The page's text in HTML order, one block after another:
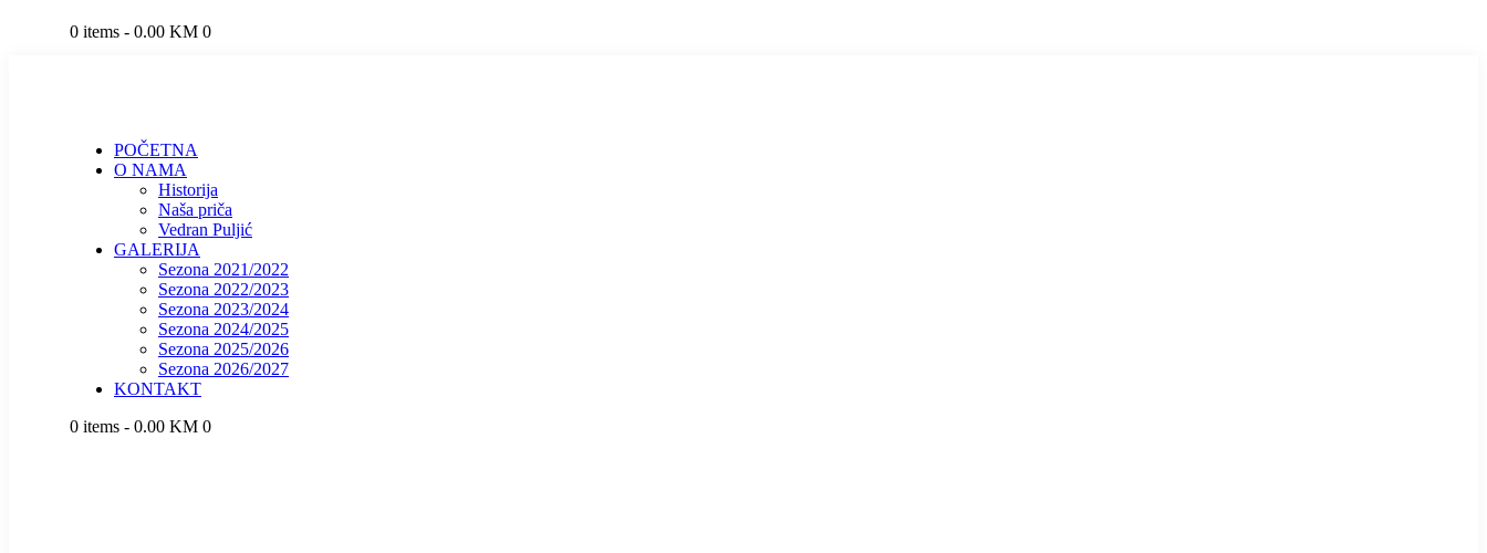
0 items - 0.00 KM 0
POČETNA
O NAMA
Historija
Naša priča
Vedran Puljić
GALERIJA
Sezona 2021/2022
Sezona 2022/2023
Sezona 2023/2024
Sezona 2024/2025
Sezona 2025/2026
Sezona 2026/2027
KONTAKT
0 items - 0.00 KM 0